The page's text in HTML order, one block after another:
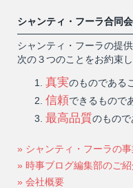
シャンティ・フーラ合同
シャンティ・フーラの提
次の３つのことをお約束し
真実のものである
信頼できるもので
最高品質のもので
» シャンティ・フーラの
» 時事ブログ編集部のご紹
» 会社概要